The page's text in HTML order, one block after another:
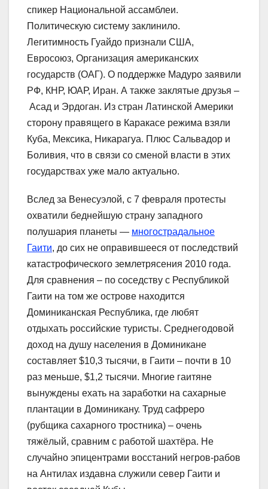
спикер Национальной ассамблеи.
Политическую систему заклинило.
Легитимность Гуайдо признали США,
Евросоюз, Организация американских
государств (ОАГ). О поддержке Мадуро заявили
РФ, КНР, ЮАР, Иран. А также заклятые друзья –
Асад и Эрдоган. Из стран Латинской Америки
сторону правящего в Каракасе режима взяли
Куба, Мексика, Никарагуа. Плюс Сальвадор и
Боливия, что в связи со сменой власти в этих
государствах уже мало актуально.
Вслед за Венесуэлой, с 7 февраля протесты
охватили беднейшую страну западного
полушария планеты ― многострадальное
Гаити, до сих не оправившееся от последствий
катастрофического землетрясения 2010 года.
Для сравнения – по соседству с Республикой
Гаити на том же острове находится
Доминиканская Республика, где любят
отдыхать российские туристы. Среднегодовой
доход на душу населения в Доминикане
составляет $10,3 тысячи, в Гаити – почти в 10
раз меньше, $1,2 тысячи. Многие гаитяне
вынуждены ехать на заработки на сахарные
плантации в Доминикану. Труд сафреро
(рубщика сахарного тростника) – очень
тяжёлый, сравним с работой шахтёра. Не
случайно эпицентрами восстаний негров-рабов
на Антилах издавна служили север Гаити и